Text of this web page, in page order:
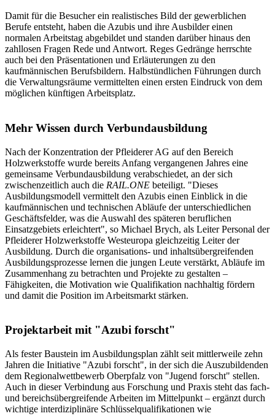
Damit für die Besucher ein realistisches Bild der gewerblichen
Berufe entsteht, haben die Azubis und ihre Ausbilder einen
normalen Arbeitstag abgebildet und standen darüber hinaus den
zahllosen Fragen Rede und Antwort. Reges Gedränge herrschte
auch bei den Präsentationen und Erläuterungen zu den
kaufmännischen Berufsbildern. Halbstündlichen Führungen durch
die Verwaltungsräume vermittelten einen ersten Eindruck von dem
möglichen künftigen Arbeitsplatz.
Mehr Wissen durch Verbundausbildung
Nach der Konzentration der Pfleiderer AG auf den Bereich
Holzwerkstoffe wurde bereits Anfang vergangenen Jahres eine
gemeinsame Verbundausbildung verabschiedet, an der sich
zwischenzeitlich auch die RAIL.ONE beteiligt. "Dieses
Ausbildungsmodell vermittelt den Azubis einen Einblick in die
kaufmännischen und technischen Abläufe der unterschiedlichen
Geschäftsfelder, was die Auswahl des späteren beruflichen
Einsatzgebiets erleichtert", so Michael Brych, als Leiter Personal der
Pfleiderer Holzwerkstoffe Westeuropa gleichzeitig Leiter der
Ausbildung. Durch die organisations- und inhaltsübergreifenden
Ausbildungsprozesse lernen die jungen Leute verstärkt, Abläufe im
Zusammenhang zu betrachten und Projekte zu gestalten –
Fähigkeiten, die Motivation wie Qualifikation nachhaltig fördern
und damit die Position im Arbeitsmarkt stärken.
Projektarbeit mit "Azubi forscht"
Als fester Baustein im Ausbildungsplan zählt seit mittlerweile zehn
Jahren die Initiative "Azubi forscht", in der sich die Auszubildenden
dem Regionalwettbewerb Oberpfalz von "Jugend forscht" stellen.
Auch in dieser Verbindung aus Forschung und Praxis steht das fach-
und bereichsübergreifende Arbeiten im Mittelpunkt – ergänzt durch
wichtige interdiziplinäre Schlüsselqualifikationen wie